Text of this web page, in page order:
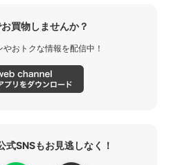
買物しませんか？
おトクな情報を配信中！
式SNSもお見逃しなく！